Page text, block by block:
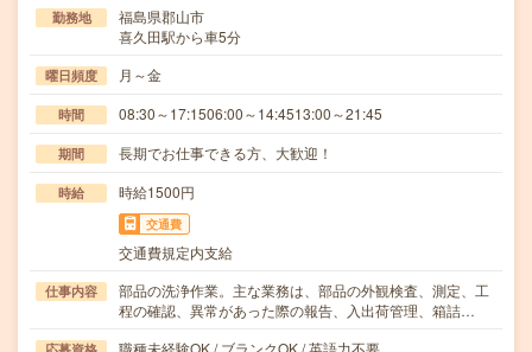
勤務地
福島県郡山市
喜久田駅から車5分
曜日頻度 月～金
時間 08:30～17:1506:00～14:4513:00～21:45
期間 長期でお仕事できる方、大歓迎！
時給 時給1500円
交通費
交通費規定内支給
仕事内容
部品の洗浄作業。主な業務は、部品の外観検査、測定、工
程の確認、異常があった際の報告、入出荷管理、箱詰…
職種未経験OK / ブランクOK / 英語力不要